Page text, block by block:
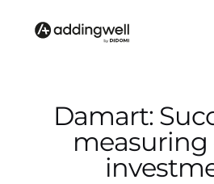
Damart: